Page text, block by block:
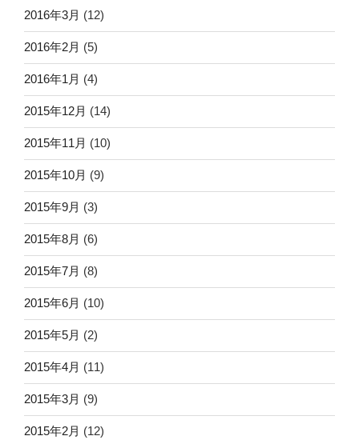
2016年3月 (12)
2016年2月 (5)
2016年1月 (4)
2015年12月 (14)
2015年11月 (10)
2015年10月 (9)
2015年9月 (3)
2015年8月 (6)
2015年7月 (8)
2015年6月 (10)
2015年5月 (2)
2015年4月 (11)
2015年3月 (9)
2015年2月 (12)